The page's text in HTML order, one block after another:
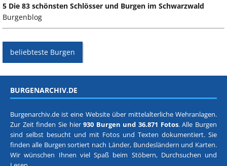
5 Die 83 schönsten Schlösser und Burgen im Schwarzwald
Burgenblog
beliebteste Burgen
BURGENARCHIV.DE
Burgenarchiv.de ist eine Website über mittelalterliche Wehranlagen.
Zur Zeit finden Sie hier930 Burgen und 36.871 Fotos. Alle Burgen
sind selbst besucht und mit Fotos und Texten dokumentiert. Sie
finden alle Burgen sortiert nach Länder, Bundesländern und Karten.
Wir wünschen Ihnen viel Spaß beim Stöbern, Durchsuchen und